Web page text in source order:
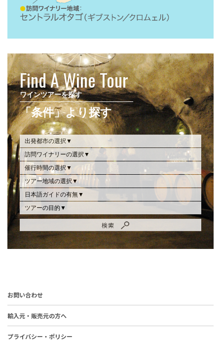
Find A Wine Tour
ワインツアーを探す
「条件」より探す
お問い合わせ
輸入元・販売元の方へ
プライバシー・ポリシー